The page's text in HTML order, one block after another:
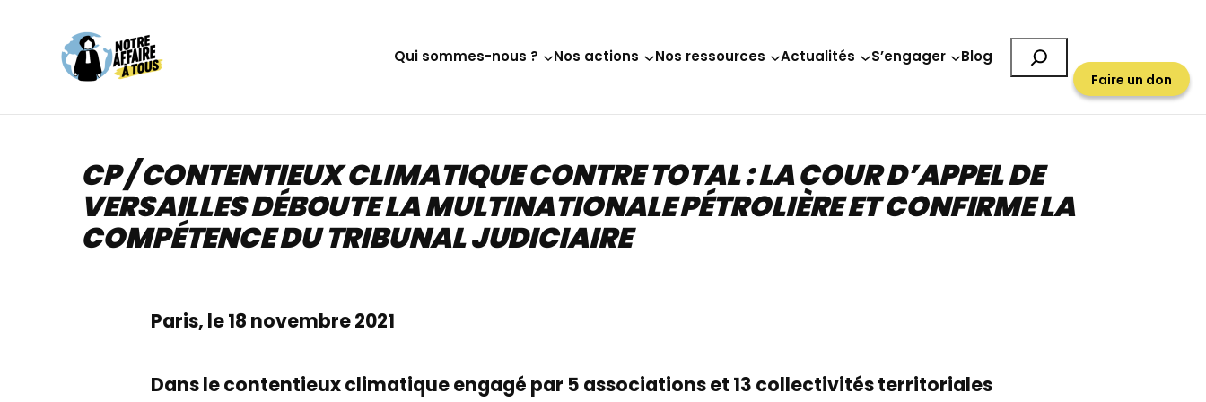
contenu
Qui sommes-nous ? Nos actions Nos ressources Actualités S’engager Blog
Faire un don
CP / CONTENTIEUX CLIMATIQUE CONTRE TOTAL : LA COUR D’APPEL DE
VERSAILLES DÉBOUTE LA MULTINATIONALE PÉTROLIÈRE ET CONFIRME LA
COMPÉTENCE DU TRIBUNAL JUDICIAIRE
Paris, le 18 novembre 2021
Dans le contentieux climatique engagé par 5 associations et 13 collectivités territoriales